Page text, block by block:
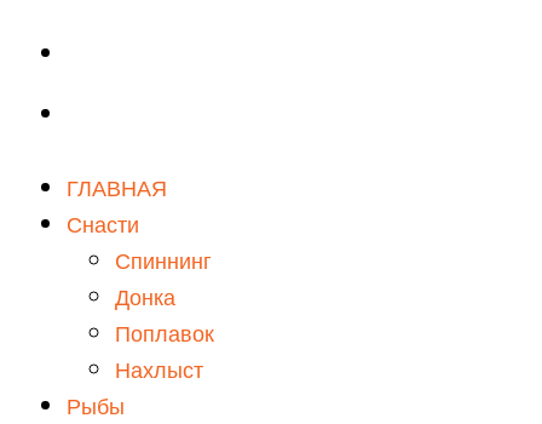
ГЛАВНАЯ
Снасти
Спиннинг
Донка
Поплавок
Нахлыст
Рыбы